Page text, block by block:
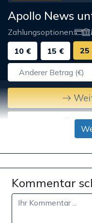
Apollo News
Zahlungsoptionen:
10 €
15 € 25
Kommentar